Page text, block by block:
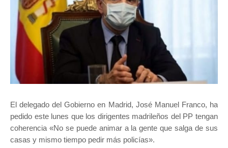
El delegado del Gobierno en Madrid, José Manuel Franco, ha
pedido este lunes que los dirigentes madrileños del PP tengan
coherencia «No se puede animar a la gente que salga de sus
casas y mismo tiempo pedir más policías».